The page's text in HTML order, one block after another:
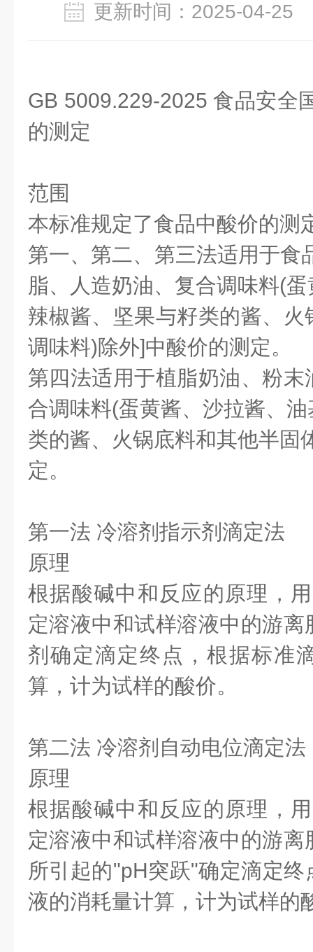
更新时间：2025-04-
GB 5009.229-2025 食品安全
的测定
范围
本标准规定了食品中酸价的测
第一、第二、第三法适用于食
脂、人造奶油、复合调味料(
辣椒酱、坚果与籽类的酱、
调味料)除外]中酸价的测定。
第四法适用于植脂奶油、粉
合调味料(蛋黄酱、沙拉酱、
类的酱、火锅底料和其他半固
定。
第一法 冷溶剂指示剂滴定法
原理
根据酸碱中和反应的原理，
定溶液中和试样溶液中的游
剂确定滴定终点，根据标准
算，计为试样的酸价。
第二法 冷溶剂自动电位滴定法
原理
根据酸碱中和反应的原理，
定溶液中和试样溶液中的游
所引起的"pH突跃"确定滴定
液的消耗量计算，计为试样的